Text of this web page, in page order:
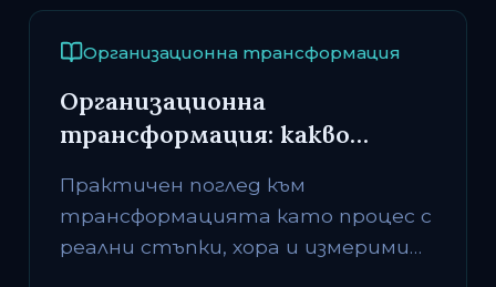
Организационна трансформация
Организационна
трансформация: какво
започва
Практичен поглед към
трансформацията като процес с
реални стъпки, хора и измерими